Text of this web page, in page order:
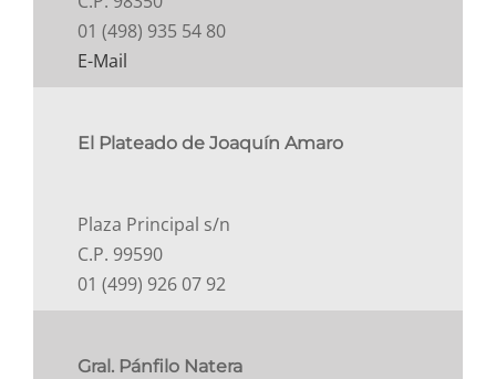
01 (498) 935 54 80
E-Mail
El Plateado de Joaquín Amaro
Plaza Principal s/n
C.P. 99590
01 (499) 926 07 92
Gral. Pánfilo Natera